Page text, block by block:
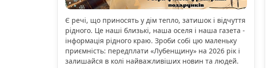
Є речі, що приносять у дім тепло, затишок і відчуття
рідного. Це наші близькі, наша оселя і наша газета -
інформація рідного краю. Зроби собі цю маленьку
приємність: передплати «Лубенщину» на 2026 рік і
залишайся в колі найважливіших новин та людей.